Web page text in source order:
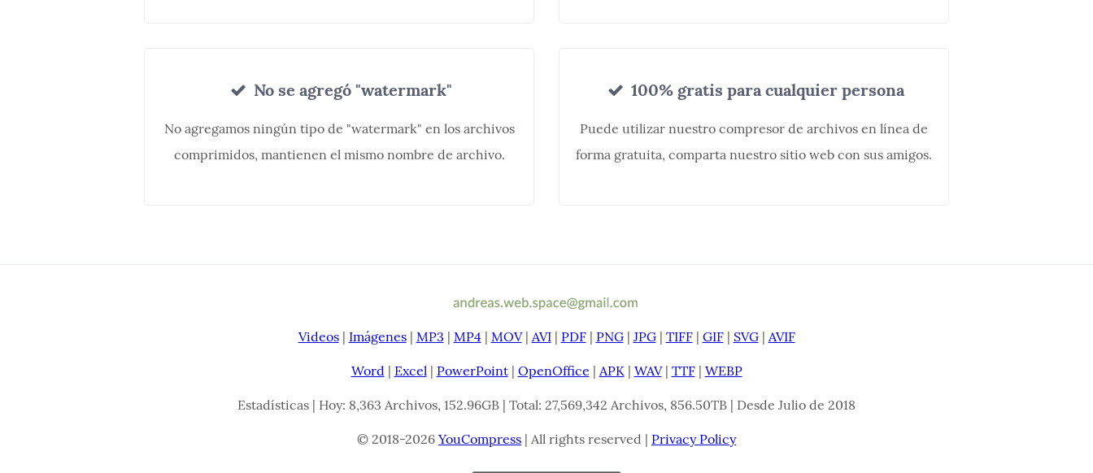
No se agregó "watermark"
No agregamos ningún tipo de "watermark" en los archivos
comprimidos, mantienen el mismo nombre de archivo.
100% gratis para cualquier persona
Puede utilizar nuestro compresor de archivos en línea de
forma gratuita, comparta nuestro sitio web con sus amigos.
Videos| Imágenes| MP3 | MP4| MOV| AVI| PDF| PNG| JPG| TIFF| GIF| SVG| AVIF
Word | Excel| PowerPoint| OpenOffice | APK| WAV| TTF| WEBP
Estadísticas | Hoy: 8,363 Archivos, 152.96GB | Total: 27,569,342 Archivos, 856.50TB | Desde Julio de 2018
© 2018-2026 YouCompress | All rights reserved | Privacy Policy